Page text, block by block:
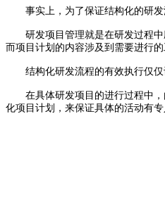
事实上，为了保证结构化的研发
研发项目管理就是在研发过程中
而项目计划的内容涉及到需要进行
结构化研发流程的有效执行仅仅
在具体研发项目的进行过程中，
化项目计划，来保证具体的活动有